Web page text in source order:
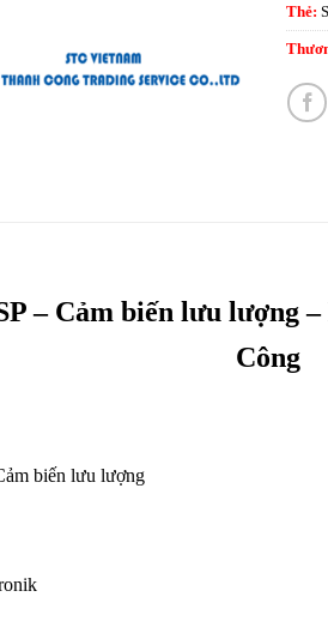
Thẻ:
– Cảm biến lưu lượng
Công
biến lưu lượng